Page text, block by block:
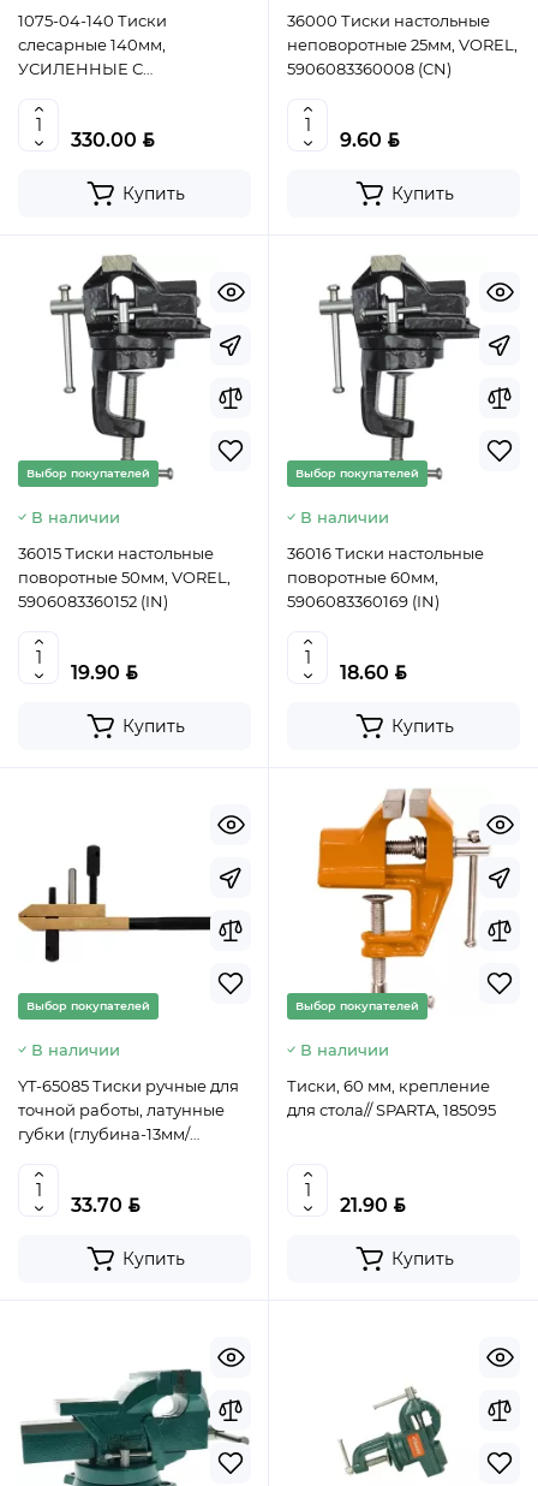
1075-04-140 Тиски
слесарные 140мм,
УСИЛЕННЫЕ С
14607113265895 (CN)
330.00 BYN
Купить
36000 Тиски настольные
неповоротные 25мм, VOREL,
5906083360008 (CN)
9.60 BYN
Купить
Выбор покупателей
В наличии
36015 Тиски настольные
поворотные 50мм, VOREL,
5906083360152 (IN)
19.90 BYN
Купить
Выбор покупателей
В наличии
36016 Тиски настольные
поворотные 60мм,
5906083360169 (IN)
18.60 BYN
Купить
Выбор покупателей
В наличии
YT-65085 Тиски ручные для
точной работы, латунные
губки (глубина-13мм/
YATO, 5906083075117 (CN)
33.70 BYN
Купить
Выбор покупателей
В наличии
Тиски, 60 мм, крепление
для стола// SPARTA, 185095
21.90 BYN
Купить